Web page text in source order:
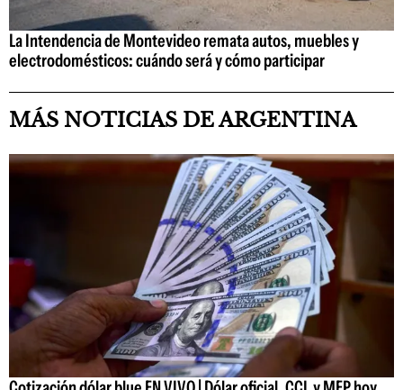
La Intendencia de Montevideo remata autos, muebles y
electrodomésticos: cuándo será y cómo participar
MÁS NOTICIAS DE ARGENTINA